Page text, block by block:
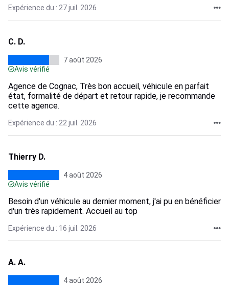
Expérience du : 27 juil. 2026
C. D.
7 août 2026
Avis vérifié
Agence de Cognac, Très bon accueil, véhicule en parfait
état, formalité de départ et retour rapide, je recommande
cette agence.
Expérience du : 22 juil. 2026
Thierry D.
4 août 2026
Avis vérifié
Besoin d'un véhicule au dernier moment, j'ai pu en bénéficier
d'un très rapidement. Accueil au top
Expérience du : 16 juil. 2026
A. A.
4 août 2026